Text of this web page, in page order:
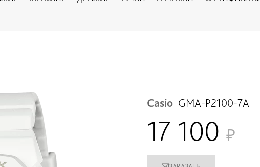
Casio GMA-P2100-7A
17 100